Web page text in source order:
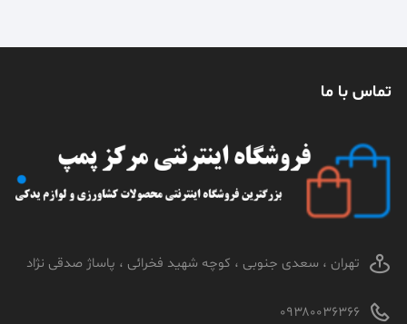
تماس با ما
تهران ، سعدی جنوبی ، کوچه شهید فخرائی ، پاساژ صدقی نژاد
۰۹۳۸۰۰۳۶۳۶۶